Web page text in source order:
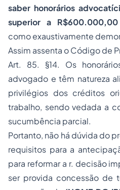
saber honorários
superior a
como exaustivamente
Assim assenta o Código de
Art. 85. §14. Os
advogado e têm natureza
privilégios dos créditos
trabalho, sendo vedada a
sucumbência parcial.
Portanto, não há dúvida do
requisitos para a
para reformar a r. decisão
ser provida concessão de